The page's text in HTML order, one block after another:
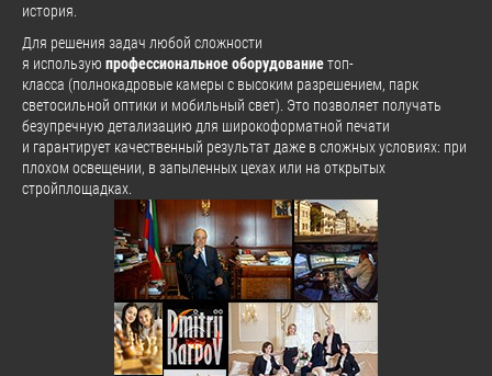
история.
Для решения задач любой сложности
я использую профессиональное оборудованиетоп-
класса (полнокадровые камеры с высоким разрешением, парк
светосильной оптики и мобильный свет). Это позволяет получать
безупречную детализацию для широкоформатной печати
и гарантирует качественный результат даже в сложных условиях: при
плохом освещении, в запыленных цехах или на открытых
стройплощадках.